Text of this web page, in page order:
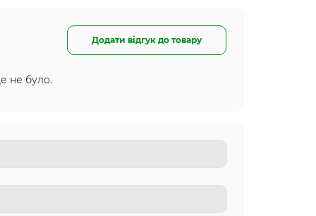
Додати відгук до товару
не було.